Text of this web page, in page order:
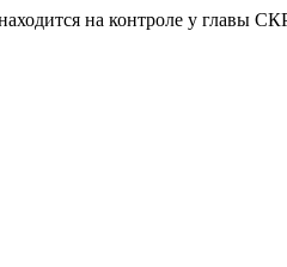
на контроле у главы